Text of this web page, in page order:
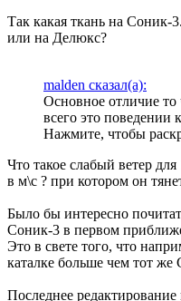
Так какая ткань на Соник-
или на Делюкс?
malden сказал(а):
Основное отличие то
всего это поведении
Нажмите, чтобы
Что такое слабый ветер
в м\с ? при котором он
Было бы интересно
Соник-3 в первом
Это в свете того, что
каталке больше чем тот же
Последнее